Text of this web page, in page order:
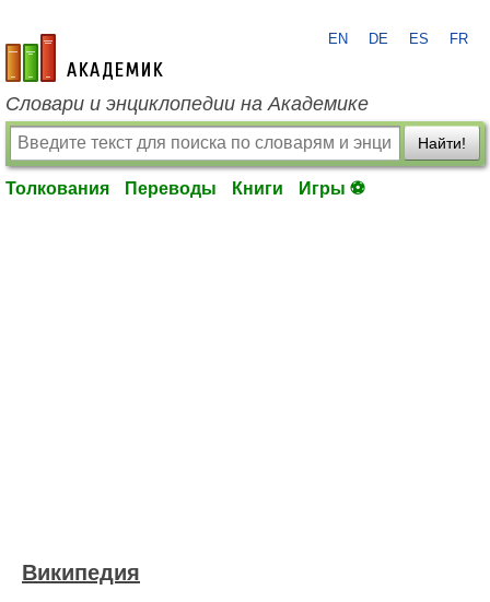
academic.ru
EN DE ES FR
Словари и энциклопедии на Академике
Найти!
Толкования Переводы Книги Игры ⚽
Википедия